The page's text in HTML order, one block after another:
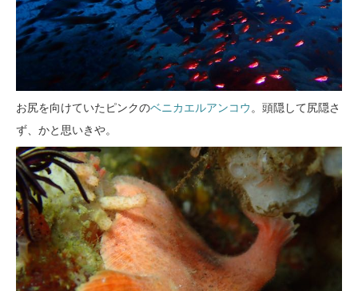
お尻を向けていたピンクのベニカエルアンコウ。頭隠して尻隠さ
ず、かと思いきや。